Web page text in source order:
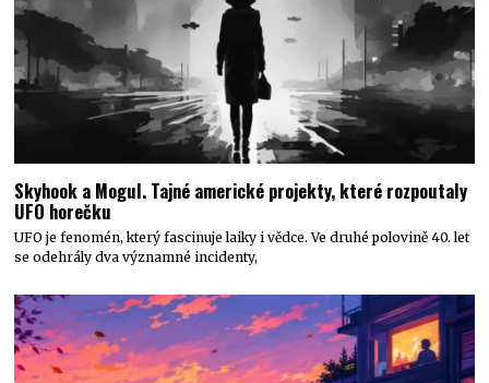
Skyhook a Mogul. Tajné americké projekty, které rozpoutaly
UFO horečku
UFO je fenomén, který fascinuje laiky i vědce. Ve druhé polovině 40. let
se odehrály dva významné incidenty,